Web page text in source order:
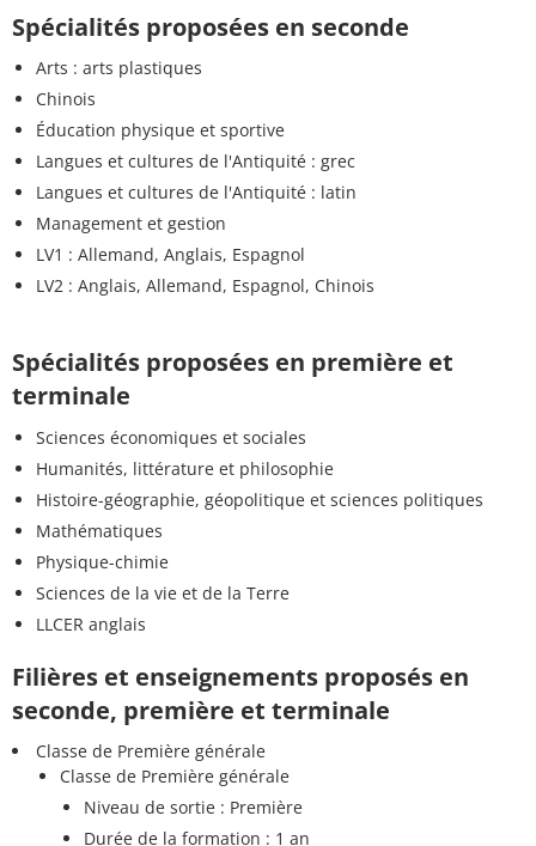
Spécialités proposées en seconde
Arts : arts plastiques
Chinois
Éducation physique et sportive
Langues et cultures de l'Antiquité : grec
Langues et cultures de l'Antiquité : latin
Management et gestion
LV1 : Allemand, Anglais, Espagnol
LV2 : Anglais, Allemand, Espagnol, Chinois
Spécialités proposées en première et
terminale
Sciences économiques et sociales
Humanités, littérature et philosophie
Histoire-géographie, géopolitique et sciences politiques
Mathématiques
Physique-chimie
Sciences de la vie et de la Terre
LLCER anglais
Filières et enseignements proposés en
seconde, première et terminale
Classe de Première générale
Classe de Première générale
Niveau de sortie : Première
Durée de la formation : 1 an